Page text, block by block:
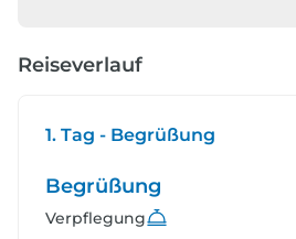
Reiseverlauf
1. Tag - Begrüßung
Begrüßung
Verpflegung